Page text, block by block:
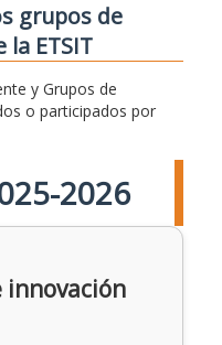
grupos de
ETSIT
y Grupos de
o participados por
2026
innovación